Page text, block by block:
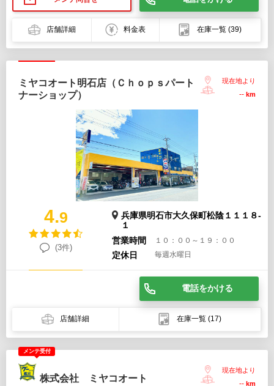
店舗詳細 料金表 在庫一覧 (39)
ミヤコオート明石店（Ｃｈｏｐｓパート
ナーショップ）
現在地より
-- km
4.9
(3件)
兵庫県明石市大久保町松陰１１１８-
１
営業時間
１０：００～１９：００
定休日 毎週水曜日
電話をかける
店舗詳細 在庫一覧 (17)
メンテ受付
株式会社 ミヤコオート
現在地より
-- km